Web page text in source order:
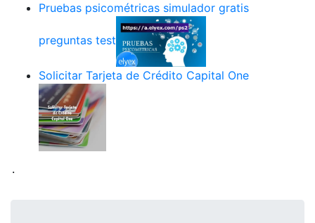
Pruebas psicométricas simulador gratis
preguntas test
Solicitar Tarjeta de Crédito Capital One
.